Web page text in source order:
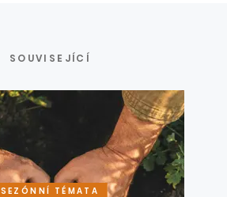
SOUVISEJÍCÍ
SEZÓNNÍ TÉMATA